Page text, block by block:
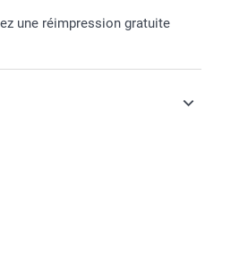
une réimpression gratuite